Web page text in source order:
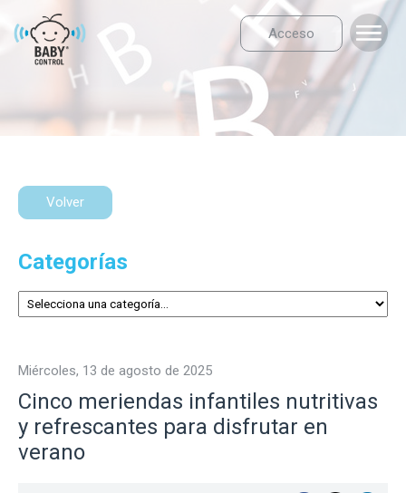
Acceso
Volver
Categorías
miércoles, 13 de agosto de 2025
Cinco meriendas infantiles nutritivas
y refrescantes para disfrutar en
verano